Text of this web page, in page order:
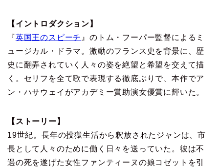
【イントロダクション】
『英国王のスピーチ 』のトム・フーパー監督によるミ
ュージカル・ドラマ。激動のフランス史を背景に、歴
史に翻弄されていく人々の姿を絶望と希望を交えて描
く。セリフを全て歌で表現する徹底ぶりで、本作でア
ン・ハサウェイがアカデミー賞助演女優賞に輝いた。
【ストーリー】
19世紀。長年の投獄生活から釈放されたジャンは、市
長として人々のために働く日々を送っていた。彼は不
遇の死を遂げた女性ファンティーヌの娘コゼットを引